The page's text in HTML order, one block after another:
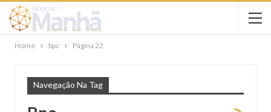
Home bpc Página 22
Navegação Na Tag